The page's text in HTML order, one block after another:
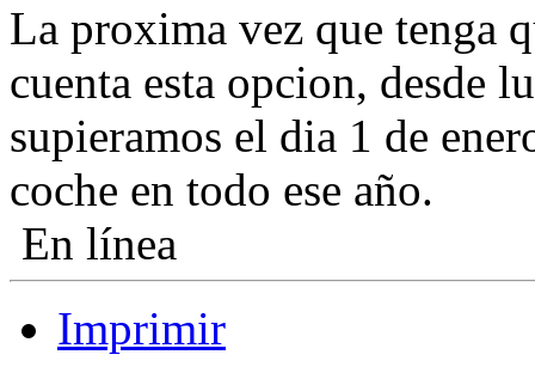
La proxima vez que tenga
cuenta esta opcion, desde
supieramos el dia 1 de
coche en todo ese año.
En línea
Imprimir